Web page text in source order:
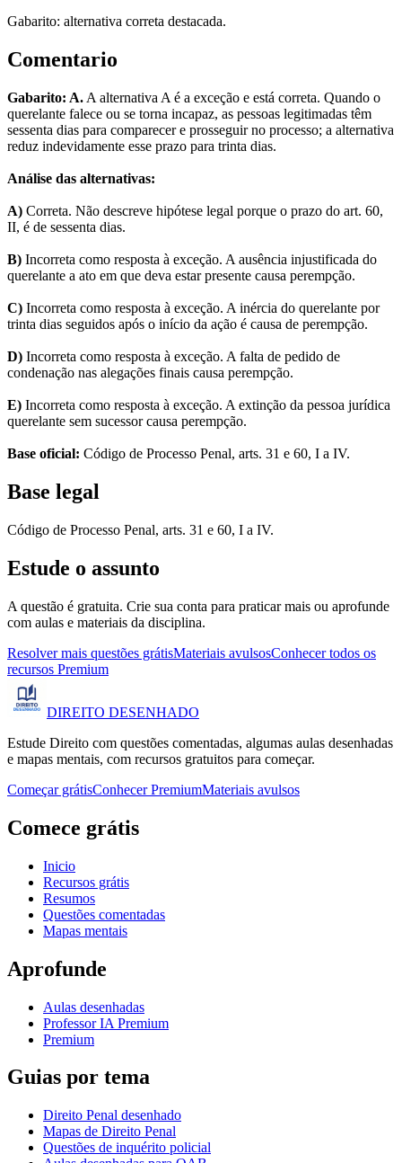
Gabarito: alternativa correta destacada.
Comentario
Gabarito: A. A alternativa A é a exceção e está correta. Quando o
querelante falece ou se torna incapaz, as pessoas legitimadas têm
sessenta dias para comparecer e prosseguir no processo; a alternativa
reduz indevidamente esse prazo para trinta dias.
Análise das alternativas:
A) Correta. Não descreve hipótese legal porque o prazo do art. 60,
II, é de sessenta dias.
B) Incorreta como resposta à exceção. A ausência injustificada do
querelante a ato em que deva estar presente causa perempção.
C) Incorreta como resposta à exceção. A inércia do querelante por
trinta dias seguidos após o início da ação é causa de perempção.
D) Incorreta como resposta à exceção. A falta de pedido de
condenação nas alegações finais causa perempção.
E) Incorreta como resposta à exceção. A extinção da pessoa jurídica
querelante sem sucessor causa perempção.
Base oficial: Código de Processo Penal, arts. 31 e 60, I a IV.
Base legal
Código de Processo Penal, arts. 31 e 60, I a IV.
Estude o assunto
A questão é gratuita. Crie sua conta para praticar mais ou aprofunde
com aulas e materiais da disciplina.
Resolver mais questões grátisMateriais avulsosConhecer todos os
recursos Premium
DIREITO DESENHADO
Estude Direito com questões comentadas, algumas aulas desenhadas
e mapas mentais, com recursos gratuitos para começar.
Começar grátisConhecer PremiumMateriais avulsos
Comece grátis
Inicio
Recursos grátis
Resumos
Questões comentadas
Mapas mentais
Aprofunde
Aulas desenhadas
Professor IA Premium
Premium
Guias por tema
Direito Penal desenhado
Mapas de Direito Penal
Questões de inquérito policial